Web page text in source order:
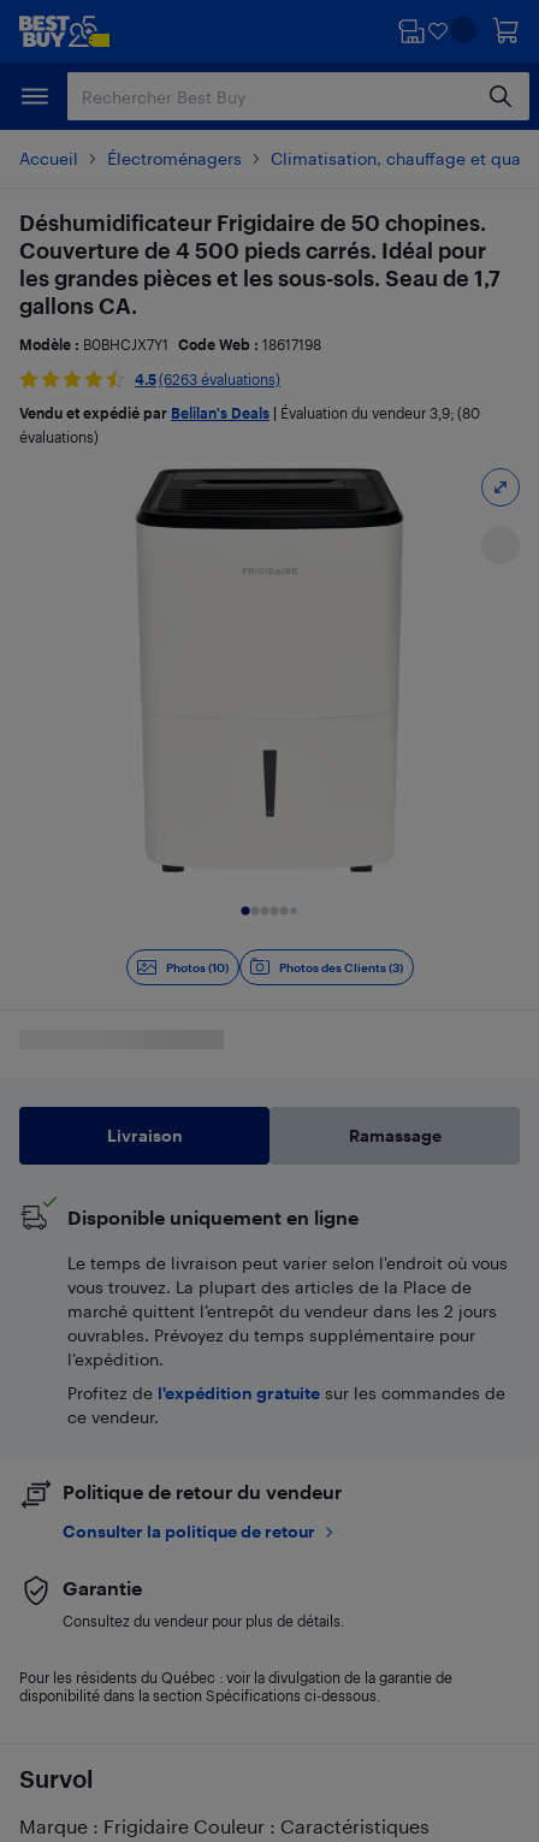
Passer
principal
Passer
Accueil Électroménagers Climatisation, chauffage et
Photos (10) Photos des Clients (3)
Survol
Marque : Frigidaire Couleur : Caractéristiques
Déshumidificateur Frigidaire de 50 chopines.
Couverture de 4 500 pieds carrés. Idéal pour
les grandes pièces et les sous-sols. Seau de 1,7
gallons CA.
Modèle : B0BHCJX7Y1 Code Web : 18617198
4.5(6263 évaluations)
Vendu et expédié par Belilan's Deals Évaluation du vendeur 3,9; (80
évaluations)
Livraison Ramassage
Disponible uniquement en ligne
Le temps de livraison peut varier selon l'endroit où vous
vous trouvez. La plupart des articles de la Place de
marché quittent l’entrepôt du vendeur dans les 2 jours
ouvrables. Prévoyez du temps supplémentaire pour
l’expédition.
Profitez de l'expédition gratuite sur les commandes de
ce vendeur.
Politique de retour du vendeur
Consulter la politique de retour
Garantie
Consultez du vendeur pour plus de détails.
Pour les résidents du Québec : voir la divulgation de la garantie de
disponibilité dans la section Spécifications ci-dessous.